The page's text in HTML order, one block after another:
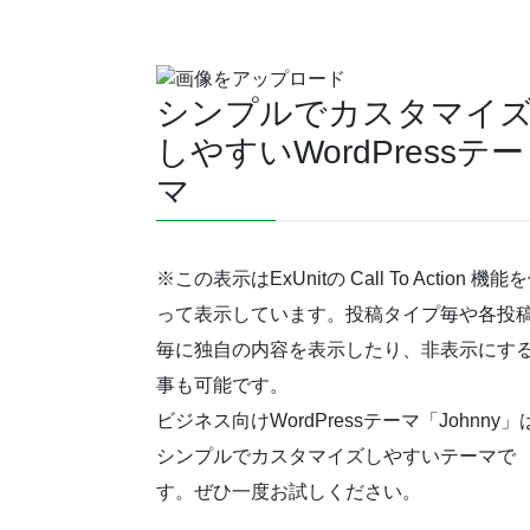
シンプルでカスタマイ
しやすいWordPressテー
マ
※この表示はExUnitの Call To Action 機能を
って表示しています。投稿タイプ毎や各投
毎に独自の内容を表示したり、非表示にす
事も可能です。
ビジネス向けWordPressテーマ「Johnny」
シンプルでカスタマイズしやすいテーマで
す。ぜひ一度お試しください。